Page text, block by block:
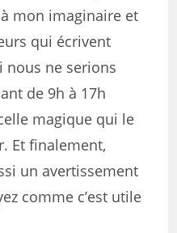
mon imaginaire et
qui écrivent
nous ne serions
de 9h à 17h
magique qui le
Et finalement,
un avertissement
comme c’est utile